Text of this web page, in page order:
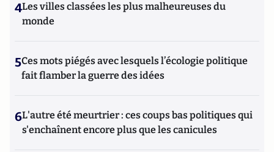
4Les villes classées les plus malheureuses du
monde
5Ces mots piégés avec lesquels l’écologie politique
fait flamber la guerre des idées
6L'autre été meurtrier : ces coups bas politiques qui
s'enchaînent encore plus que les canicules